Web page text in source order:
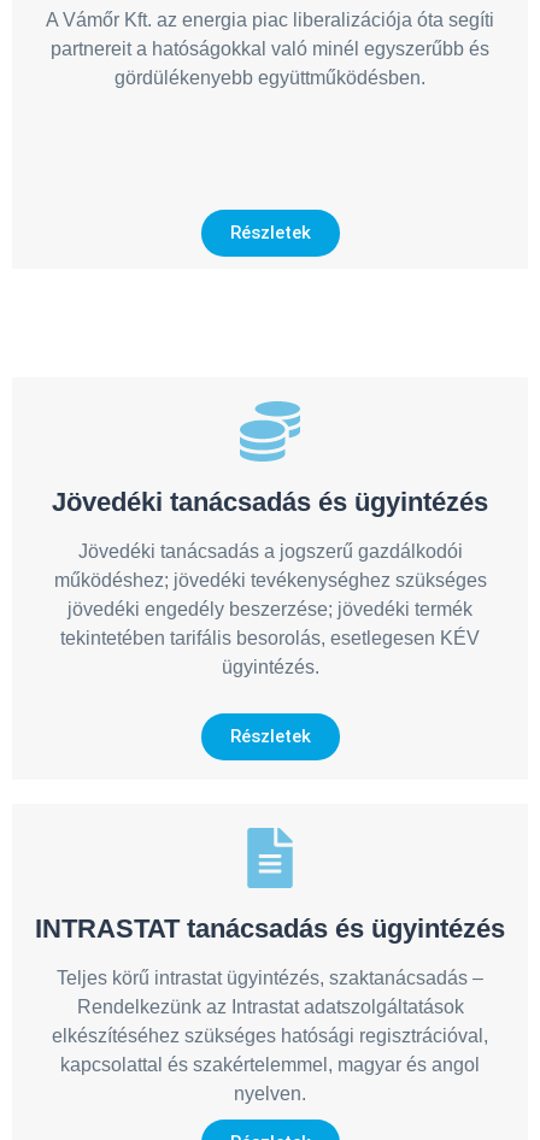
A Vámőr Kft. az energia piac liberalizációja óta segíti
partnereit a hatóságokkal való minél egyszerűbb és
gördülékenyebb együttműködésben.
Részletek
Jövedéki tanácsadás és ügyintézés
Jövedéki tanácsadás a jogszerű gazdálkodói
működéshez; jövedéki tevékenységhez szükséges
jövedéki engedély beszerzése; jövedéki termék
tekintetében tarifális besorolás, esetlegesen KÉV
ügyintézés.
Részletek
INTRASTAT tanácsadás és ügyintézés
Teljes körű intrastat ügyintézés, szaktanácsadás –
Rendelkezünk az Intrastat adatszolgáltatások
elkészítéséhez szükséges hatósági regisztrációval,
kapcsolattal és szakértelemmel, magyar és angol
nyelven.